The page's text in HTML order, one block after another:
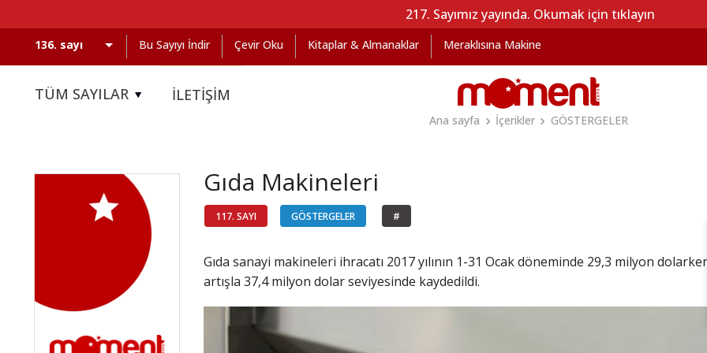
217. Sayımız yayında. Okumak için tıklayın
Bu Sayıyı İndir Çevir Oku Kitaplar & Almanaklar Meraklısına Makine
TÜM SAYILAR İLETİŞİM
Ana sayfa
İçerikler GÖSTERGELER
Gıda Makineleri
117. SAYI GÖSTERGELER #
Gıda sanayi makineleri ihracatı 2017 yılının 1-31 Ocak döneminde 29,3 milyon
artışla 37,4 milyon dolar seviyesinde kaydedildi.